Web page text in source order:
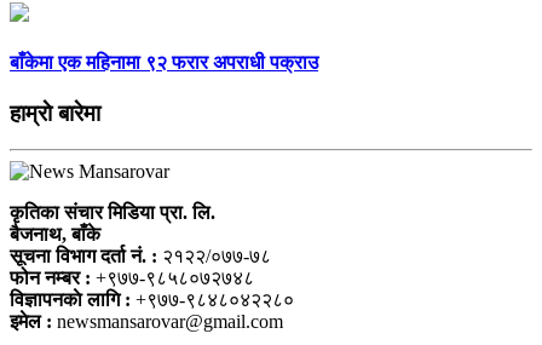
बाँकेमा एक महिनामा ९२ फरार अपराधी पक्राउ
हाम्राे बारेमा
कृतिका संचार मिडिया प्रा. लि.
बैजनाथ, बाँके
सूचना विभाग दर्ता नं. : २१२२/०७७-७८
फोन नम्बर : +९७७-९८५८०७२७४८
विज्ञापनकाे लागि : +९७७-९८४८०४२२८०
इमेल : newsmansarovar@gmail.com